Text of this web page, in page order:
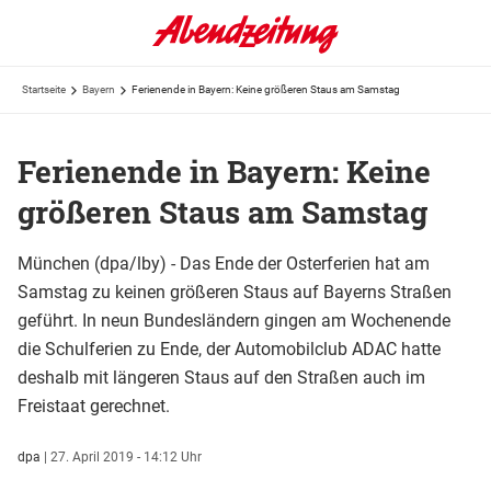
Startseite Bayern Ferienende in Bayern: Keine größeren Staus am Samstag
Ferienende in Bayern: Keine
größeren Staus am Samstag
München (dpa/lby) - Das Ende der Osterferien hat am
Samstag zu keinen größeren Staus auf Bayerns Straßen
geführt. In neun Bundesländern gingen am Wochenende
die Schulferien zu Ende, der Automobilclub ADAC hatte
deshalb mit längeren Staus auf den Straßen auch im
Freistaat gerechnet.
dpa | 27. April 2019 - 14:12 Uhr